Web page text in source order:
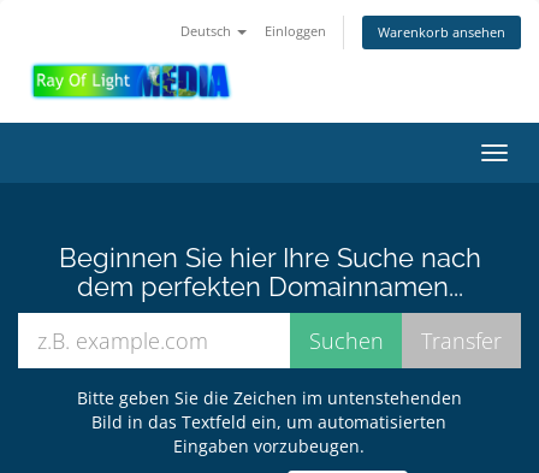
Deutsch Einloggen Warenkorb ansehen
ein-/
Beginnen Sie hier Ihre Suche nach
dem perfekten Domainnamen...
Bitte geben Sie die Zeichen im untenstehenden
Bild in das Textfeld ein, um automatisierten
Eingaben vorzubeugen.